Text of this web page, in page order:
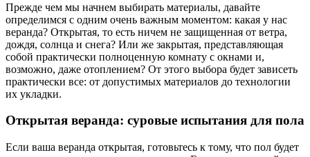
Прежде чем мы начнем выбирать материалы, давайте
определимся с одним очень важным моментом: какая у нас
веранда? Открытая, то есть ничем не защищенная от ветра,
дождя, солнца и снега? Или же закрытая, представляющая
собой практически полноценную комнату с окнами и,
возможно, даже отоплением? От этого выбора будет зависеть
практически все: от допустимых материалов до технологии
их укладки.
Открытая веранда: суровые испытания для пола
Если ваша веранда открытая, готовьтесь к тому, что пол будет